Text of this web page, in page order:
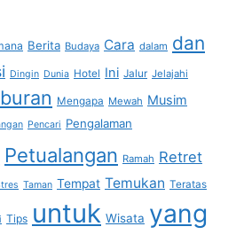
Berita Budaya Cara dalam dan
Dingin Dunia Hotel Ini Jalur Jelajahi
Mengapa Mewah Musim
Pencari Pengalaman
Petualangan Ramah Retret
Taman Tempat Temukan Teratas
Tips untuk Wisata yang